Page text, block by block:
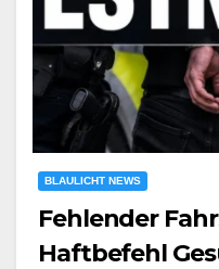
BLAULICHT NEWS
Fehlender
Haftbefehl